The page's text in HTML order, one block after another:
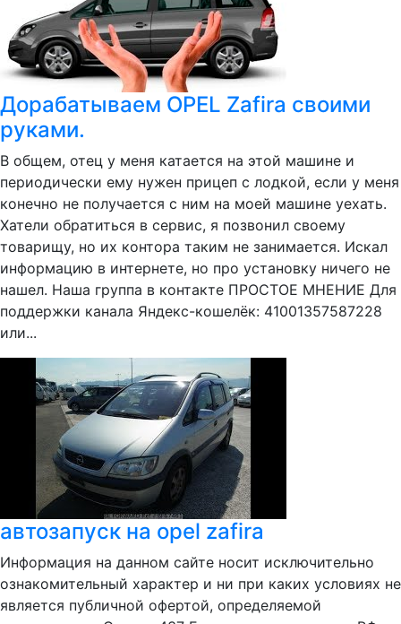
Дорабатываем OPEL Zafira своими
руками.
В общем, отец у меня катается на этой машине и
периодически ему нужен прицеп с лодкой, если у меня
конечно не получается с ним на моей машине уехать.
Хатели обратиться в сервис, я позвонил своему
товарищу, но их контора таким не занимается. Искал
информацию в интернете, но про установку ничего не
нашел. Наша группа в контакте ПРОСТОЕ МНЕНИЕ Для
поддержки канала Яндекс-кошелёк: 41001357587228
или...
автозапуск на opel zafira
Информация на данном сайте носит исключительно
ознакомительный характер и ни при каких условиях не
является публичной офертой, определяемой